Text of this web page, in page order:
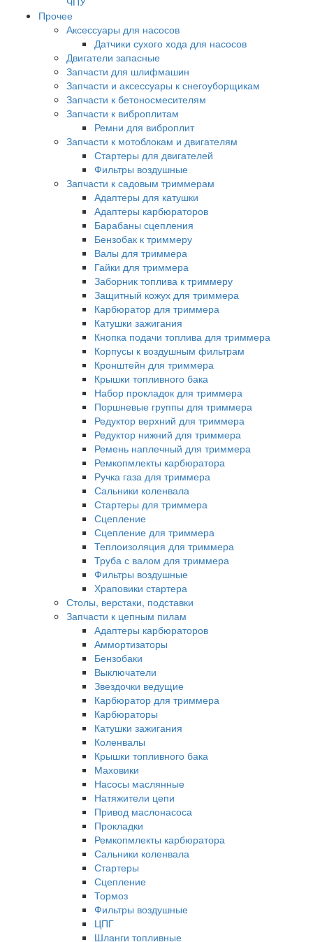
Прочее
Аксессуары для насосов
Датчики сухого хода для насосов
Двигатели запасные
Запчасти для шлифмашин
Запчасти и аксессуары к снегоуборщикам
Запчасти к бетоносмесителям
Запчасти к виброплитам
Ремни для виброплит
Запчасти к мотоблокам и двигателям
Стартеры для двигателей
Фильтры воздушные
Запчасти к садовым триммерам
Адаптеры для катушки
Адаптеры карбюраторов
Барабаны сцепления
Бензобак к триммеру
Валы для триммера
Гайки для триммера
Заборник топлива к триммеру
Защитный кожух для триммера
Карбюратор для триммера
Катушки зажигания
Кнопка подачи топлива для триммера
Корпусы к воздушным фильтрам
Кронштейн для триммера
Крышки топливного бака
Набор прокладок для триммера
Поршневые группы для триммера
Редуктор верхний для триммера
Редуктор нижний для триммера
Ремень наплечный для триммера
Ремкопмлекты карбюратора
Ручка газа для триммера
Сальники коленвала
Стартеры для триммера
Сцепление
Сцепление для триммера
Теплоизоляция для триммера
Труба с валом для триммера
Фильтры воздушные
Храповики стартера
Столы, верстаки, подставки
Запчасти к цепным пилам
Адаптеры карбюраторов
Аммортизаторы
Бензобаки
Выключатели
Звездочки ведущие
Карбюратор для триммера
Карбюраторы
Катушки зажигания
Коленвалы
Крышки топливного бака
Маховики
Насосы маслянные
Натяжители цепи
Привод маслонасоса
Прокладки
Ремкопмлекты карбюратора
Сальники коленвала
Стартеры
Сцепление
Тормоз
Фильтры воздушные
ЦПГ
Шланги топливные